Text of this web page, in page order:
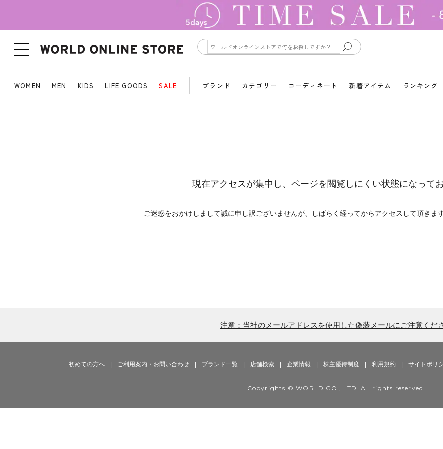
WOMEN MEN KIDS LIFE GOODS SALE ブランド カテゴリー コーディネート 新着アイテム ランキング
現在アクセスが集中し、ページを閲覧しにくい状態になってお
ご迷惑をおかけしまして誠に申し訳ございませんが、しばらく経ってからアクセスして頂きま
注意：当社のメールアドレスを使用した偽装メールにご注意くだ
初めての方へ ご利用案内・お問い合わせ ブランド一覧 店舗検索 企業情報 株主優待制度 利用規約 サイトポリ
Copyrights © WORLD CO., LTD. All rights reserved.